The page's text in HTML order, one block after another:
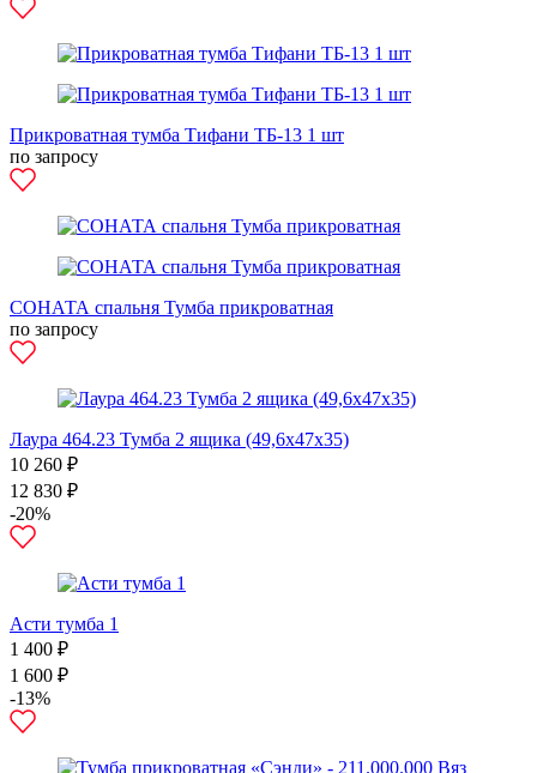
Прикроватная тумба Тифани ТБ-13 1 шт
по запросу
СОНАТА спальня Тумба прикроватная
по запросу
Лаура 464.23 Тумба 2 ящика (49,6х47х35)
10 260 ₽
12 830 ₽
-20%
Асти тумба 1
1 400 ₽
1 600 ₽
-13%